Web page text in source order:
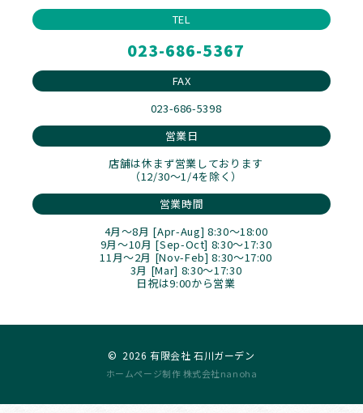
TEL
023-686-5367
FAX
023-686-5398
営業日
店舗は休まず営業しております
（12/30～1/4を除く）
営業時間
4月～8月 [Apr-Aug] 8:30～18:00
9月～10月 [Sep-Oct] 8:30～17:30
11月～2月 [Nov-Feb] 8:30～17:00
3月 [Mar] 8:30～17:30
日祝は9:00から営業
© 2026 有限会社 石川ガーデン
ホームページ制作 株式会社nanoha